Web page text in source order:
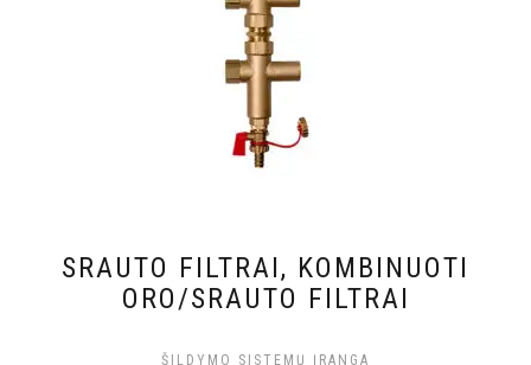
SRAUTO FILTRAI, KOMBINUOTI
ORO/SRAUTO FILTRAI
ŠILDYMO SISTEMŲ ĮRANGA